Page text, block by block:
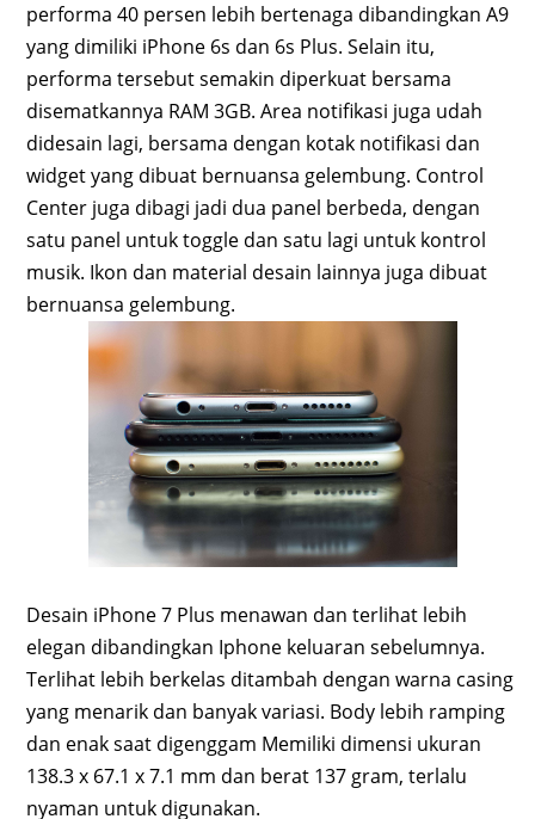
performa 40 persen lebih bertenaga dibandingkan A9
yang dimiliki iPhone 6s dan 6s Plus. Selain itu,
performa tersebut semakin diperkuat bersama
disematkannya RAM 3GB. Area notifikasi juga udah
didesain lagi, bersama dengan kotak notifikasi dan
widget yang dibuat bernuansa gelembung. Control
Center juga dibagi jadi dua panel berbeda, dengan
satu panel untuk toggle dan satu lagi untuk kontrol
musik. Ikon dan material desain lainnya juga dibuat
bernuansa gelembung.
Desain iPhone 7 Plus menawan dan terlihat lebih
elegan dibandingkan Iphone keluaran sebelumnya.
Terlihat lebih berkelas ditambah dengan warna casing
yang menarik dan banyak variasi. Body lebih ramping
dan enak saat digenggam Memiliki dimensi ukuran
138.3 x 67.1 x 7.1 mm dan berat 137 gram, terlalu
nyaman untuk digunakan.